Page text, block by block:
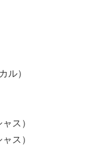
ル）
ス）
ス）